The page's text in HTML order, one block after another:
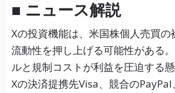
■ ニュース解説
Xの投資機能は、米国株個人売買
流動性を押し上げる可能性がある
ルと規制コストが利益を圧迫する
Xの決済提携先Visa、競合の